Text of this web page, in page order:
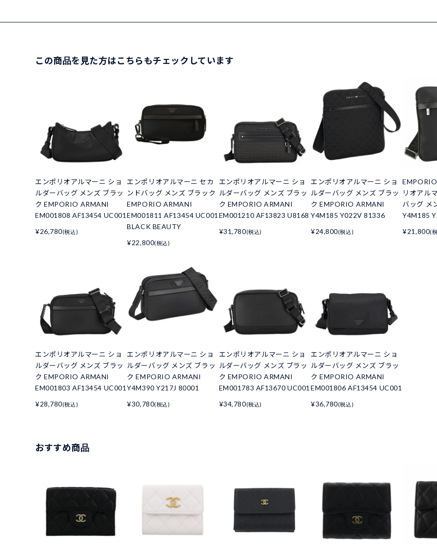
この商品を見た方はこちらもチェックしています
エンポリオアルマーニ ショ
ルダーバッグ メンズ ブラッ
ク EMPORIO ARMANI
EM001808 AF13454 UC001
¥26,780(税込)
エンポリオアルマーニ セカ
ンドバッグ メンズ ブラック
EMPORIO ARMANI
EM001811 AF13454 UC001
BLACK BEAUTY
¥22,800(税込)
エンポリオアルマーニ ショ
ルダーバッグ メンズ ブラッ
ク EMPORIO ARMANI
EM001210 AF13823 U8168
¥31,780(税込)
エンポリオアルマーニ ショ
ルダーバッグ メンズ ブラッ
ク EMPORIO ARMANI
Y4M185 Y022V 81336
¥24,800(税込)
リオアル
バッグ メ
Y4M185
¥21,800(
エンポリオアルマーニ ショ
ルダーバッグ メンズ ブラッ
ク EMPORIO ARMANI
EM001803 AF13454 UC001
¥28,780(税込)
エンポリオアルマーニ ショ
ルダーバッグ メンズ ブラッ
ク EMPORIO ARMANI
Y4M390 Y217J 80001
¥30,780(税込)
エンポリオアルマーニ ショ
ルダーバッグ メンズ ブラッ
ク EMPORIO ARMANI
EM001783 AF13670 UC001
¥34,780(税込)
エンポリオアルマーニ ショ
ルダーバッグ メンズ ブラッ
ク EMPORIO ARMANI
EM001806 AF13454 UC001
¥36,780(税込)
おすすめ商品